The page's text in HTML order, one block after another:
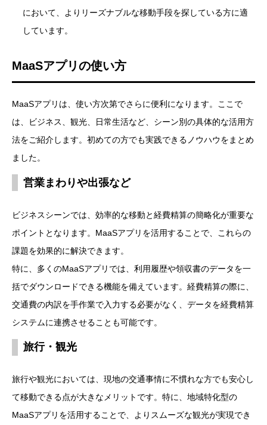
において、よりリーズナブルな移動手段を探している方に適
しています。
MaaSアプリの使い方
MaaSアプリは、使い方次第でさらに便利になります。ここで
は、ビジネス、観光、日常生活など、シーン別の具体的な活用方
法をご紹介します。初めての方でも実践できるノウハウをまとめ
ました。
営業まわりや出張など
ビジネスシーンでは、効率的な移動と経費精算の簡略化が重要な
ポイントとなります。MaaSアプリを活用することで、これらの
課題を効果的に解決できます。
特に、多くのMaaSアプリでは、利用履歴や領収書のデータを一
括でダウンロードできる機能を備えています。経費精算の際に、
交通費の内訳を手作業で入力する必要がなく、データを経費精算
システムに連携させることも可能です。
旅行・観光
旅行や観光においては、現地の交通事情に不慣れな方でも安心し
て移動できる点が大きなメリットです。特に、地域特化型の
MaaSアプリを活用することで、よりスムーズな観光が実現でき